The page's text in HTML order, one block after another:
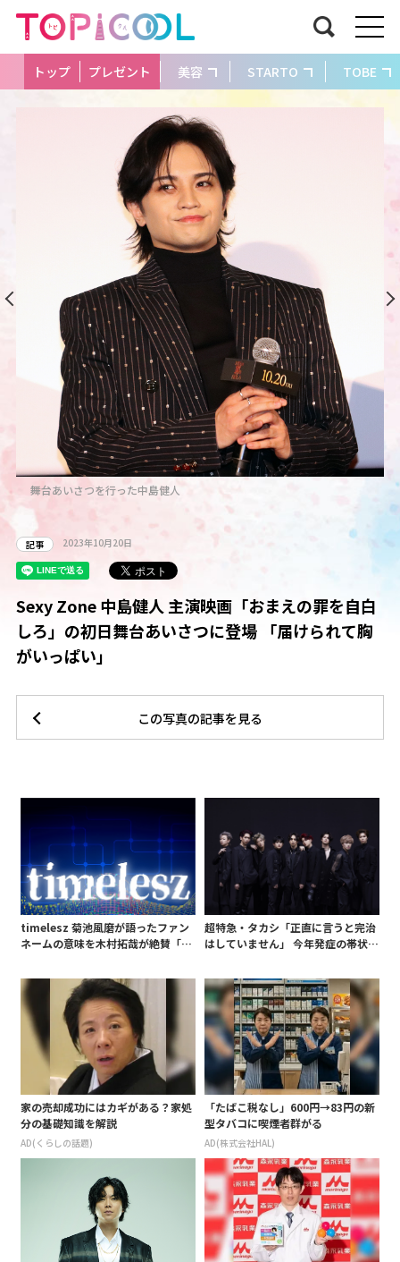
トップ プレゼント 美容 STARTO TOBE
舞台あいさつを行った中島健人
記事 2023年10月20日
Sexy Zone 中島健人 主演映画「おまえの罪を自白
しろ」の初日舞台あいさつに登場 「届けられて胸
がいっぱい」
この写真の記事を見る
timelesz 菊池風磨が語ったファン
ネームの意味を木村拓哉が絶賛「考
超特急・タカシ「正直に言うと完治
はしていません」 今年発症の帯状疱
白 後遺症も語る
家の売却成功にはカギがある？家処
分の基礎知識を解説
AD(くらしの話題)
「たばこ税なし」600円→83円の新
型タバコに喫煙者群がる
AD(株式会社HAL)